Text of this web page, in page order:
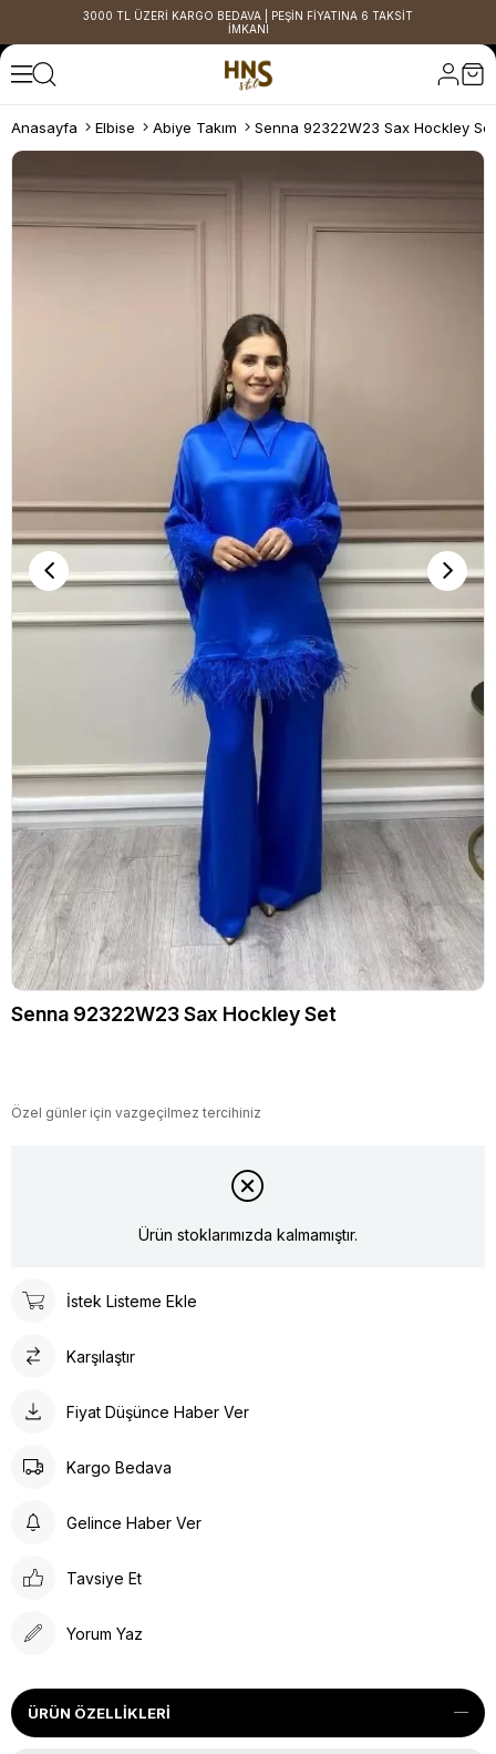
3000 TL ÜZERİ KARGO BEDAVA | PEŞİN FİYATINA 6 TAKSİT
İMKANI
Anasayfa Elbise Abiye Takım Senna 92322W23 Sax Hockley Set
Senna 92322W23 Sax Hockley Set
Özel günler için vazgeçilmez tercihiniz
Ürün stoklarımızda kalmamıştır.
İstek Listeme Ekle
Karşılaştır
Fiyat Düşünce Haber Ver
Kargo Bedava
Gelince Haber Ver
Tavsiye Et
Yorum Yaz
ÜRÜN ÖZELLIKLERI